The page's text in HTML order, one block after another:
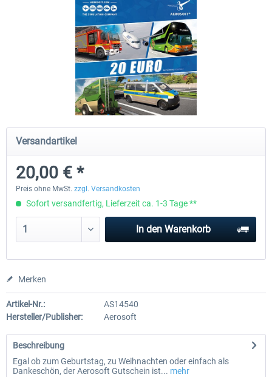
Gutschein 20 EUR
20,00 € *
Versandartikel
20,00 € *
Preis ohne MwSt. zzgl. Versandkosten
Sofort versandfertig, Lieferzeit ca. 1-3 Tage **
In den Warenkorb
Merken
Artikel-Nr.:
AS14540
Hersteller/Publisher:
Aerosoft
Beschreibung
Egal ob zum Geburtstag, zu Weihnachten oder einfach als
Dankeschön, der Aerosoft Gutschein ist... mehr